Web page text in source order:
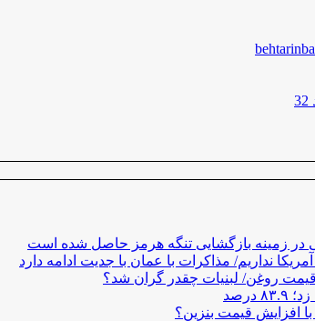
در زمینه بازگشایی تنگه هرمز حاصل شده است
نداریم/ مذاکرات با عمان با جدیت ادامه دارد
درصد
افزایش قیمت بنزین؟